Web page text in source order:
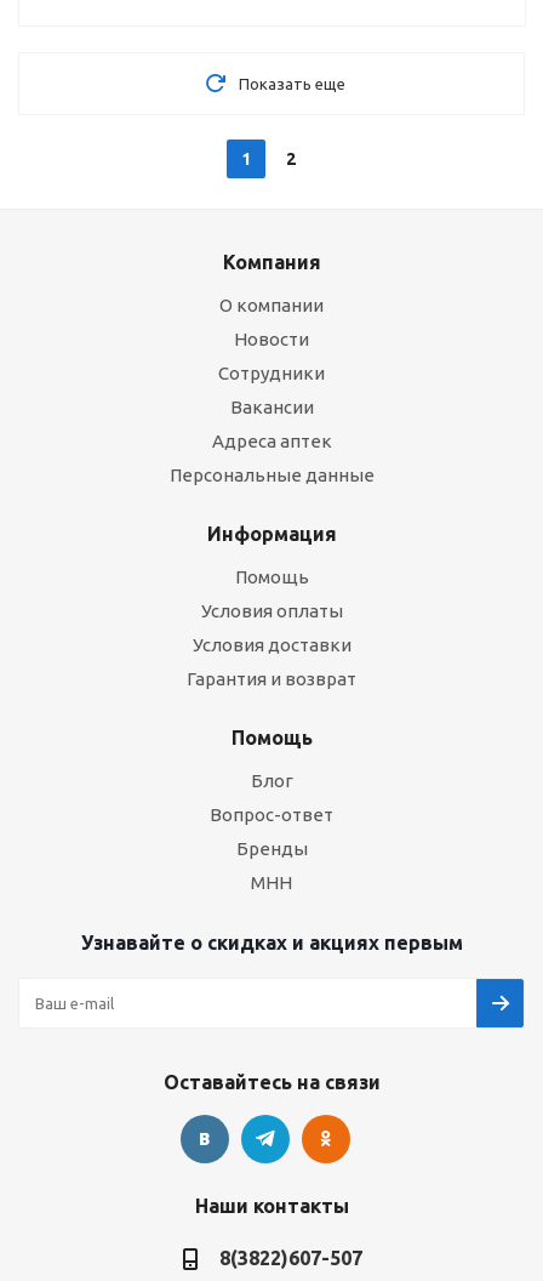
Показать еще
1 2
Компания
О компании
Новости
Сотрудники
Вакансии
Адреса аптек
Персональные данные
Информация
Помощь
Условия оплаты
Условия доставки
Гарантия и возврат
Помощь
Блог
Вопрос-ответ
Бренды
МНН
Узнавайте о скидках и акциях первым
Оставайтесь на связи
Наши контакты
8(3822)607-507